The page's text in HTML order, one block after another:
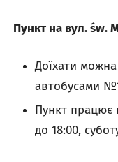
Пункт на вул. św.
Доїхати
автобусами
Пункт працює
до 18:00,